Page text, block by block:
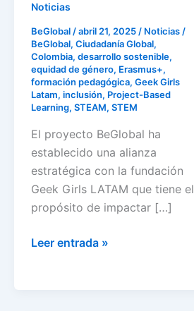
Noticias
BeGlobal /abril 21, 2025 / Noticias /
BeGlobal, Ciudadanía Global,
Colombia, desarrollo sostenible,
equidad de género, Erasmus+,
formación pedagógica, Geek Girls
Latam, inclusión, Project-Based
Learning, STEAM, STEM
El proyecto BeGlobal ha
establecido una alianza
estratégica con la fundación
Geek Girls LATAM que tiene el
propósito de impactar […]
jóvenes
de
América
Latina
Leer entrada »